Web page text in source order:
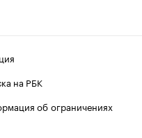
на РБК
об ограничениях